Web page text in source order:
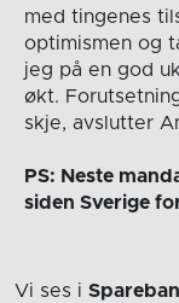
med tingenes
optimismen og
jeg på en god
økt.
skje, avslutter
PS: Neste
siden Sverige
Vi ses i